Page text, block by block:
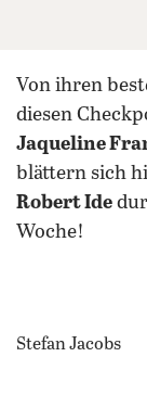
Von ihren
diesen
Jaqueline
blättern sich
Robert Ide
Woche!
Stefan Jacobs